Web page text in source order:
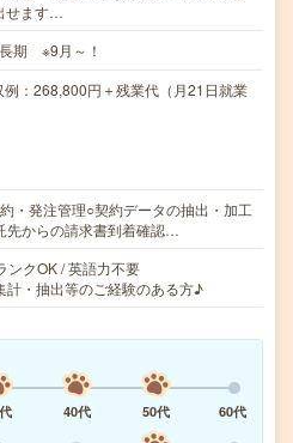
せます…
期 ※9月～！
：268,800円＋残業代（月21日就業
・発注管理○契約データの抽出・加工
先からの請求書到着確認…
ンクOK / 英語力不要
計・抽出等のご経験のある方♪
40代 50代
60代